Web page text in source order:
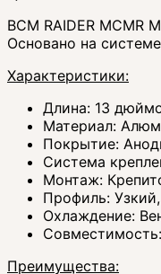
BCM RAIDER
Основано на
Характеристики:
Длина: 13
Материал:
Покрытие:
Система
Монтаж:
Профиль:
Охлаждение:
Преимущества: